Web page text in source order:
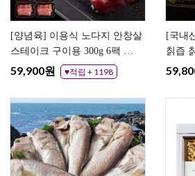
[양념육] 이용식 노다지 안창살
스테이크 구이용 300g 6팩 쇠
고기 양념 스테이크고기
59,900원 ♥적립 + 1198
[국내
칡즙
60포